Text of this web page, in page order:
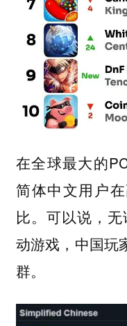
在全球最大的
简体中文用户
比。可以说，
动游戏，中国玩
群。